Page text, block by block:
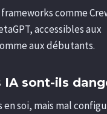
comme
accessibles aux
aux débutants.
IA sont-ils
en soi, mais mal